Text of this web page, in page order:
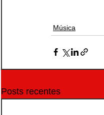
Música
Posts recentes